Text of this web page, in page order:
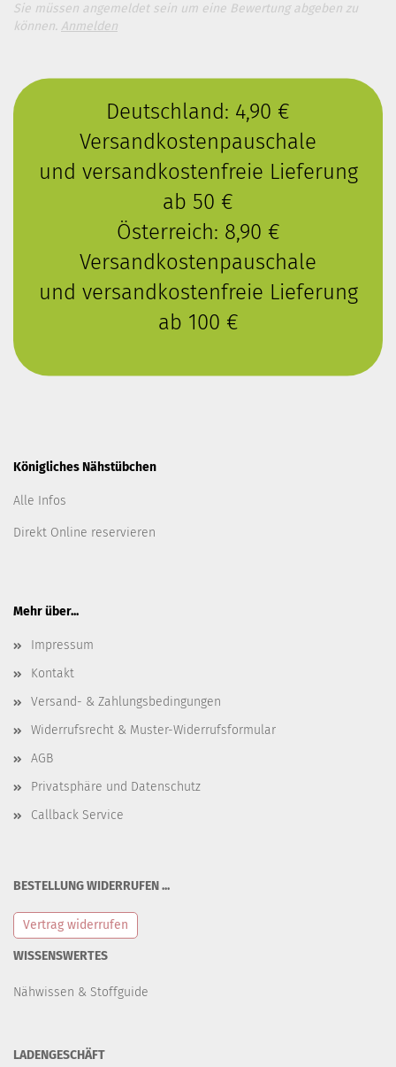
Sie müssen angemeldet sein um eine Bewertung abgeben zu
können. Anmelden
Deutschland: 4,90 €
Versandkostenpauschale
und versandkostenfreie Lieferung
ab 50 €
Österreich: 8,90 €
Versandkostenpauschale
und versandkostenfreie Lieferung
ab 100 €
Königliches Nähstübchen
Alle Infos
Direkt Online reservieren
Mehr über...
Impressum
Kontakt
Versand- & Zahlungsbedingungen
Widerrufsrecht & Muster-Widerrufsformular
AGB
Privatsphäre und Datenschutz
Callback Service
BESTELLUNG WIDERRUFEN ...
Vertrag widerrufen
WISSENSWERTES
Nähwissen & Stoffguide
LADENGESCHÄFT